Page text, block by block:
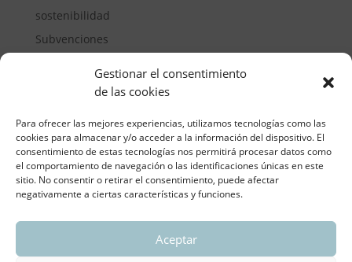
Gestionar el consentimiento
de las cookies
Para ofrecer las mejores experiencias, utilizamos tecnologías como las
cookies para almacenar y/o acceder a la información del dispositivo. El
consentimiento de estas tecnologías nos permitirá procesar datos como
el comportamiento de navegación o las identificaciones únicas en este
sitio. No consentir o retirar el consentimiento, puede afectar
negativamente a ciertas características y funciones.
Aceptar
sostenibilidad
Subvenciones
ASOCIACIÓN REGIONAL VALENCIANA DE